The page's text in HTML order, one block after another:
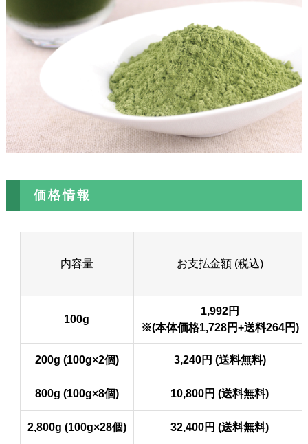
価格情報
内容量 お支払金額 (税込)
100g
1,992円
※(本体価格1,728円+送料264円)
200g (100g×2個) 3,240円 (送料無料)
800g (100g×8個) 10,800円 (送料無料)
2,800g (100g×28個) 32,400円 (送料無料)